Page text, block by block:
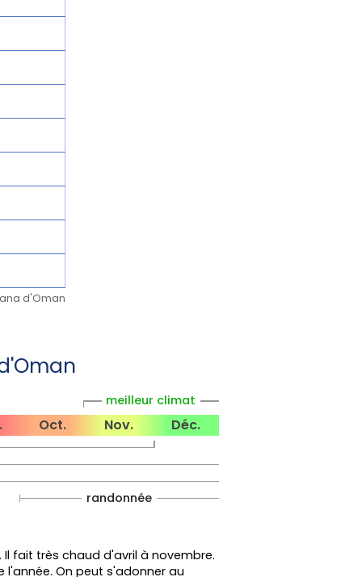
d'Oman
meilleur climat
Oct. Nov. Déc.
randonnée
fait très chaud d'avril à novembre.
On peut s'adonner au